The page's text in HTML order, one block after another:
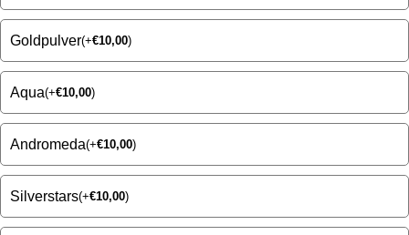
Goldpulver(+€10,00)
Aqua(+€10,00)
Andromeda(+€10,00)
Silverstars(+€10,00)